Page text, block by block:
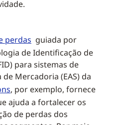
perdas guiada por
de Identificação de
para sistemas de
Mercadoria (EAS) da
, por exemplo, fornece
ajuda a fortalecer os
de perdas dos